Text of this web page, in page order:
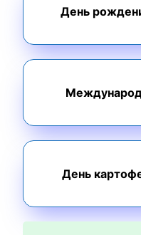
День
День